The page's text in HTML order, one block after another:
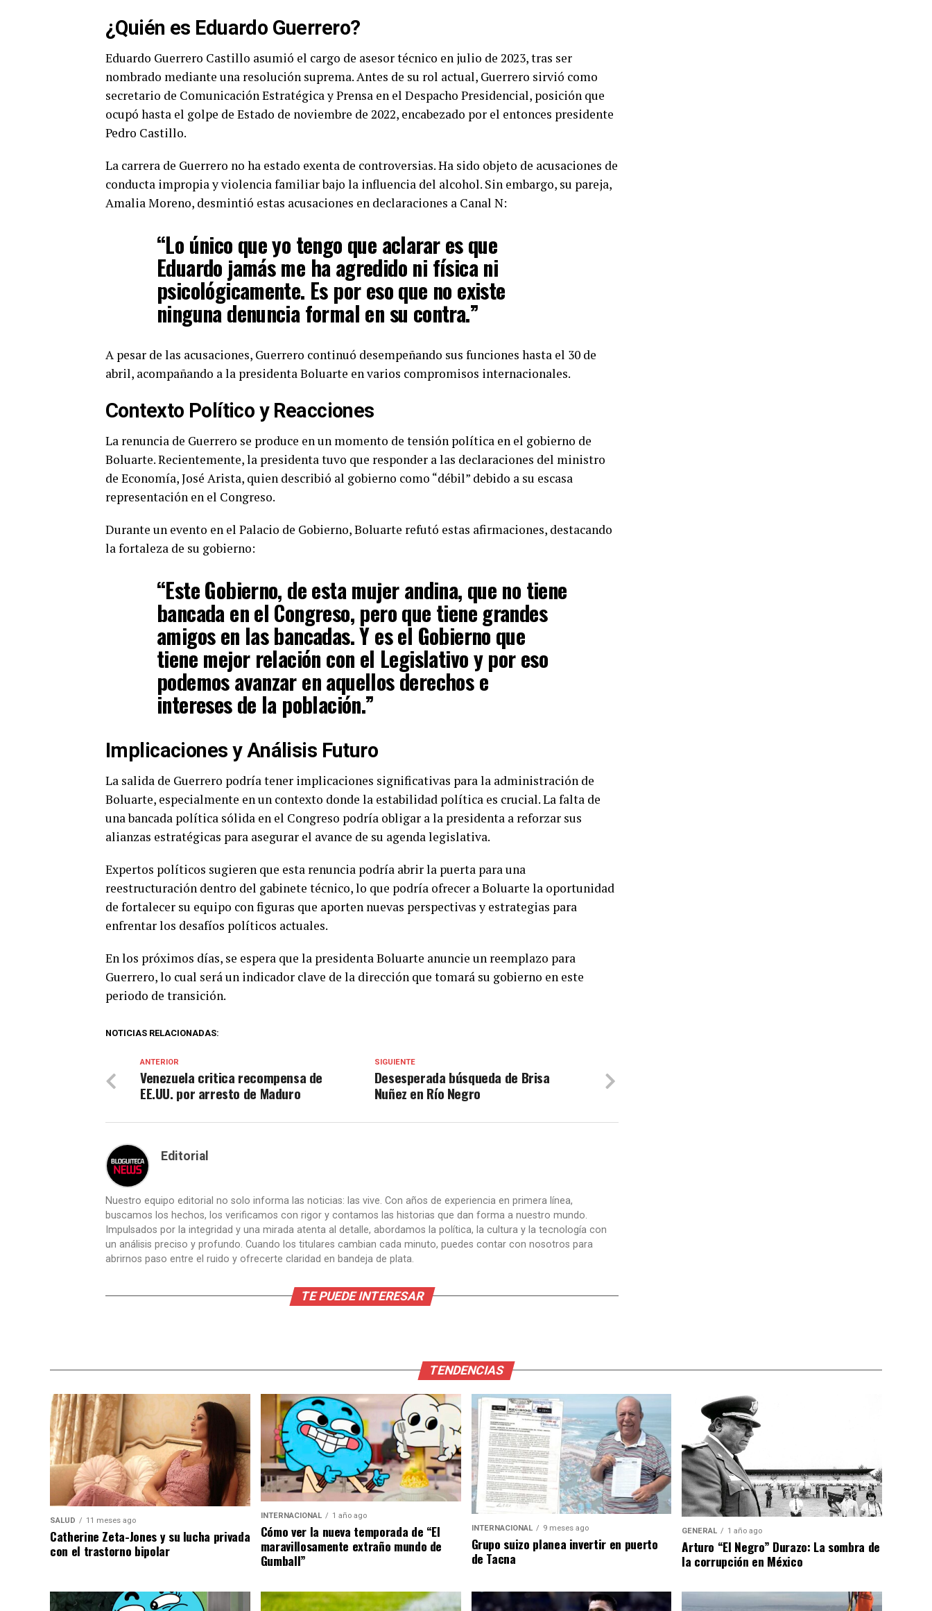
¿Quién es Eduardo Guerrero?
Eduardo Guerrero Castillo asumió el cargo de asesor técnico en julio de 2023, tras ser
nombrado mediante una resolución suprema. Antes de su rol actual, Guerrero sirvió como
secretario de Comunicación Estratégica y Prensa en el Despacho Presidencial, posición que
ocupó hasta el golpe de Estado de noviembre de 2022, encabezado por el entonces presidente
Pedro Castillo.
La carrera de Guerrero no ha estado exenta de controversias. Ha sido objeto de acusaciones de
conducta impropia y violencia familiar bajo la influencia del alcohol. Sin embargo, su pareja,
Amalia Moreno, desmintió estas acusaciones en declaraciones a Canal N:
“Lo único que yo tengo que aclarar es que
Eduardo jamás me ha agredido ni física ni
psicológicamente. Es por eso que no existe
ninguna denuncia formal en su contra.”
A pesar de las acusaciones, Guerrero continuó desempeñando sus funciones hasta el 30 de
abril, acompañando a la presidenta Boluarte en varios compromisos internacionales.
Contexto Político y Reacciones
La renuncia de Guerrero se produce en un momento de tensión política en el gobierno de
Boluarte. Recientemente, la presidenta tuvo que responder a las declaraciones del ministro
de Economía, José Arista, quien describió al gobierno como “débil” debido a su escasa
representación en el Congreso.
Durante un evento en el Palacio de Gobierno, Boluarte refutó estas afirmaciones, destacando
la fortaleza de su gobierno:
“Este Gobierno, de esta mujer andina, que no tiene
bancada en el Congreso, pero que tiene grandes
amigos en las bancadas. Y es el Gobierno que
tiene mejor relación con el Legislativo y por eso
podemos avanzar en aquellos derechos e
intereses de la población.”
Implicaciones y Análisis Futuro
La salida de Guerrero podría tener implicaciones significativas para la administración de
Boluarte, especialmente en un contexto donde la estabilidad política es crucial. La falta de
una bancada política sólida en el Congreso podría obligar a la presidenta a reforzar sus
alianzas estratégicas para asegurar el avance de su agenda legislativa.
Expertos políticos sugieren que esta renuncia podría abrir la puerta para una
reestructuración dentro del gabinete técnico, lo que podría ofrecer a Boluarte la oportunidad
de fortalecer su equipo con figuras que aporten nuevas perspectivas y estrategias para
enfrentar los desafíos políticos actuales.
En los próximos días, se espera que la presidenta Boluarte anuncie un reemplazo para
Guerrero, lo cual será un indicador clave de la dirección que tomará su gobierno en este
periodo de transición.
NOTICIAS RELACIONADAS:
SIGUIENTE
Desesperada búsqueda de Brisa
Nuñez en Río Negro
ANTERIOR
Venezuela critica recompensa de
EE.UU. por arresto de Maduro
Editorial
Nuestro equipo editorial no solo informa las noticias: las vive. Con años de experiencia en primera línea,
buscamos los hechos, los verificamos con rigor y contamos las historias que dan forma a nuestro mundo.
Impulsados por la integridad y una mirada atenta al detalle, abordamos la política, la cultura y la tecnología con
un análisis preciso y profundo. Cuando los titulares cambian cada minuto, puedes contar con nosotros para
abrirnos paso entre el ruido y ofrecerte claridad en bandeja de plata.
TE PUEDE INTERESAR
TENDENCIAS
SALUD 11 meses ago
Catherine Zeta-Jones y su lucha privada
con el trastorno bipolar
INTERNACIONAL 1 año ago
Cómo ver la nueva temporada de “El
maravillosamente extraño mundo de
Gumball”
INTERNACIONAL 9 meses ago
Grupo suizo planea invertir en puerto
de Tacna
GENERAL 1 año ago
Arturo “El Negro” Durazo: La sombra de
la corrupción en México